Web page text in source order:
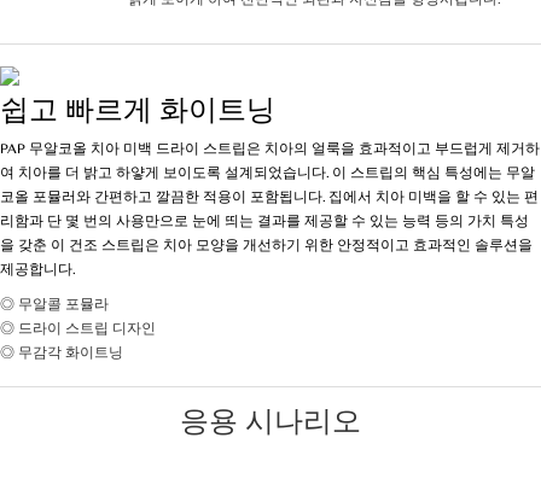
쉽고 빠르게 화이트닝
PAP 무알코올 치아 미백 드라이 스트립은 치아의 얼룩을 효과적이고 부드럽게 제거하
여 치아를 더 밝고 하얗게 보이도록 설계되었습니다. 이 스트립의 핵심 특성에는 무알
코올 포뮬러와 간편하고 깔끔한 적용이 포함됩니다. 집에서 치아 미백을 할 수 있는 편
리함과 단 몇 번의 사용만으로 눈에 띄는 결과를 제공할 수 있는 능력 등의 가치 특성
을 갖춘 이 건조 스트립은 치아 모양을 개선하기 위한 안정적이고 효과적인 솔루션을
제공합니다.
◎ 무알콜 포뮬라
◎ 드라이 스트립 디자인
◎ 무감각 화이트닝
응용 시나리오